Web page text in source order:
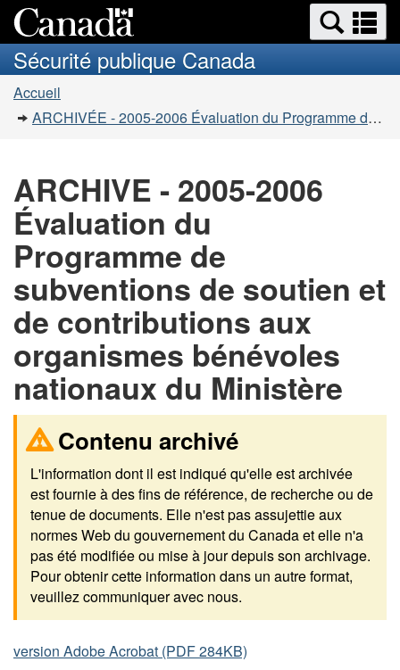
au
contenu
à
la
simplifiée
Recherche
et
menus
et
Sécurité publique Canada
Vous
êtes
Accueil
ARCHIVÉE - 2005-2006 Évaluation du Programme de subventions de soutien et de contributions aux organismes bénévoles nationaux du Ministère
ARCHIVE - 2005-2006
Évaluation du
Programme de
subventions de soutien et
de contributions aux
organismes bénévoles
nationaux du Ministère
Contenu archivé
L'information dont il est indiqué qu'elle est archivée
est fournie à des fins de référence, de recherche ou de
tenue de documents. Elle n'est pas assujettie aux
normes Web du gouvernement du Canada et elle n'a
pas été modifiée ou mise à jour depuis son archivage.
Pour obtenir cette information dans un autre format,
veuillez communiquer avec nous.
version Adobe Acrobat (PDF 284KB)